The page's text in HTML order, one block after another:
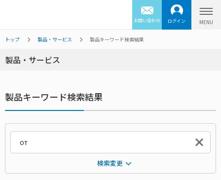
お問い合わせ ログイン
トップ 製品・サービス 製品キーワード検索結果
製品・サービス
製品キーワード検索結果
検索変更